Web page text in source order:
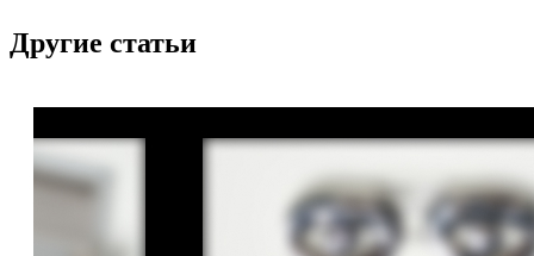
Другие статьи